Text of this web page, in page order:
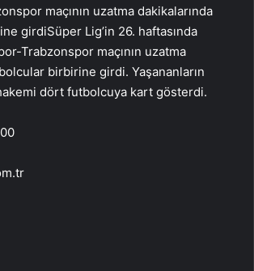
maçının uzatma dakikalarında
girdiSüper Lig’in 26. haftasında
Trabzonspor maçının uzatma
birbirine girdi. Yaşananların
dört futbolcuya kart gösterdi.